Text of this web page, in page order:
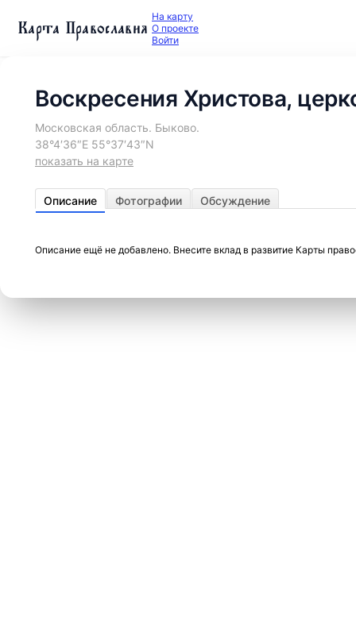
Карта Православия На карту
О проекте
Войти
Воскресения Христова,
Московская область. Быково.
38°4′36″E 55°37′43″N
показать на карте
Описание Фотографии Обсуждение
Описание ещё не добавлено. Внесите вклад в развитие Карты